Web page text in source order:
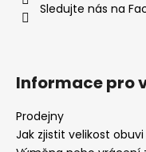
Sledujte nás na
Informace pro
Prodejny
Jak zjistit velikost obuvi